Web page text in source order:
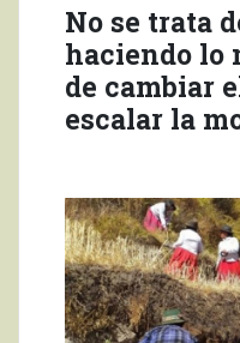
No se trata
haciendo lo
de cambiar
escalar la